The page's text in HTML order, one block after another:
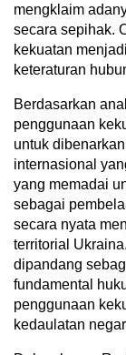
mengklaim
secara sepihak.
kekuatan
keteraturan
Berdasarkan
penggunaan
untuk
internasional
yang memadai
sebagai
secara nyata
territorial
dipandang
fundamental
penggunaan
kedaulatan